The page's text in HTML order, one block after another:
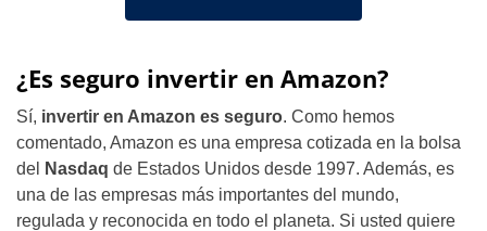
¿Es seguro invertir en Amazon?
Sí, invertir en Amazon es seguro. Como hemos
comentado, Amazon es una empresa cotizada en la bolsa
del
Nasdaq de Estados Unidos desde 1997. Además, es
una de las empresas más importantes del mundo,
regulada y reconocida en todo el planeta. Si usted quiere